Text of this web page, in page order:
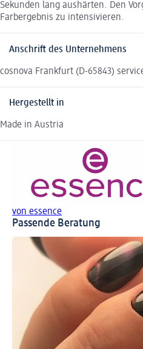
Sekunden lang aushärten. Den
Farbergebnis zu intensivieren.
Anschrift des Unternehmens
cosnova Frankfurt (D-65843)
Hergestellt in
Made in Austria
von essence
Passende Beratung